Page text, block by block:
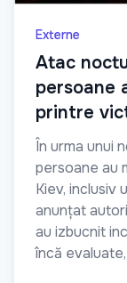
Externe
Atac
persoane
printre
În urma unui
persoane au
Kiev, inclusiv
anunțat
au izbucnit
încă